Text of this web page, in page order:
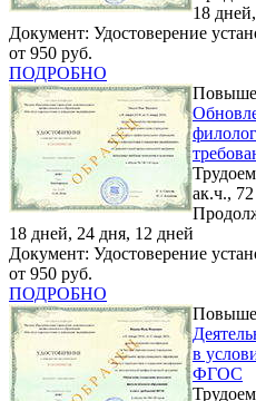
18
Документ: Удостоверение
от 950 руб.
ПОДРОБНО
ак.ч.,
18 дней, 24 дня, 12 дней
Документ: Удостоверение
от 950 руб.
ПОДРОБНО
в
ФГОС